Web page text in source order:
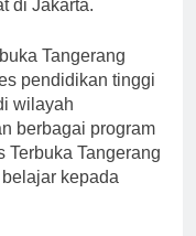
di Jakarta.
Tangerang
pendidikan tinggi
wilayah
berbagai program
Terbuka Tangerang
kepada